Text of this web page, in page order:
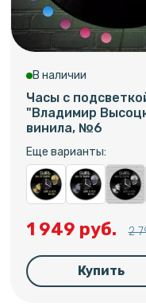
В наличии
Часы с
"Владимир
винила, №6
Еще варианты:
1 949 руб. 2
Купить